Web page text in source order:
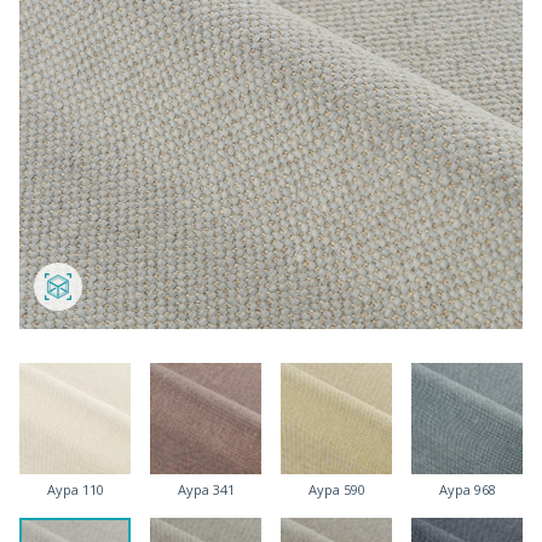
Аура 110 Аура 341 Аура 590 Аура 968